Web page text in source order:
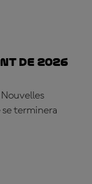
de 2026
Nouvelles
se terminera